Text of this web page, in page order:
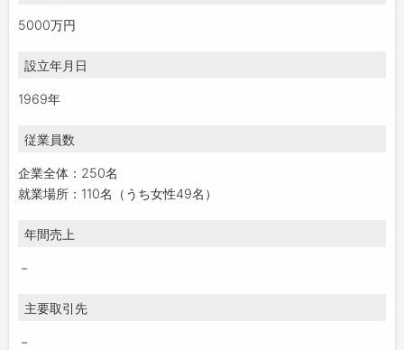
5000万円
設立年月日
1969年
従業員数
企業全体：250名
就業場所：110名（うち女性49名）
年間売上
－
主要取引先
－